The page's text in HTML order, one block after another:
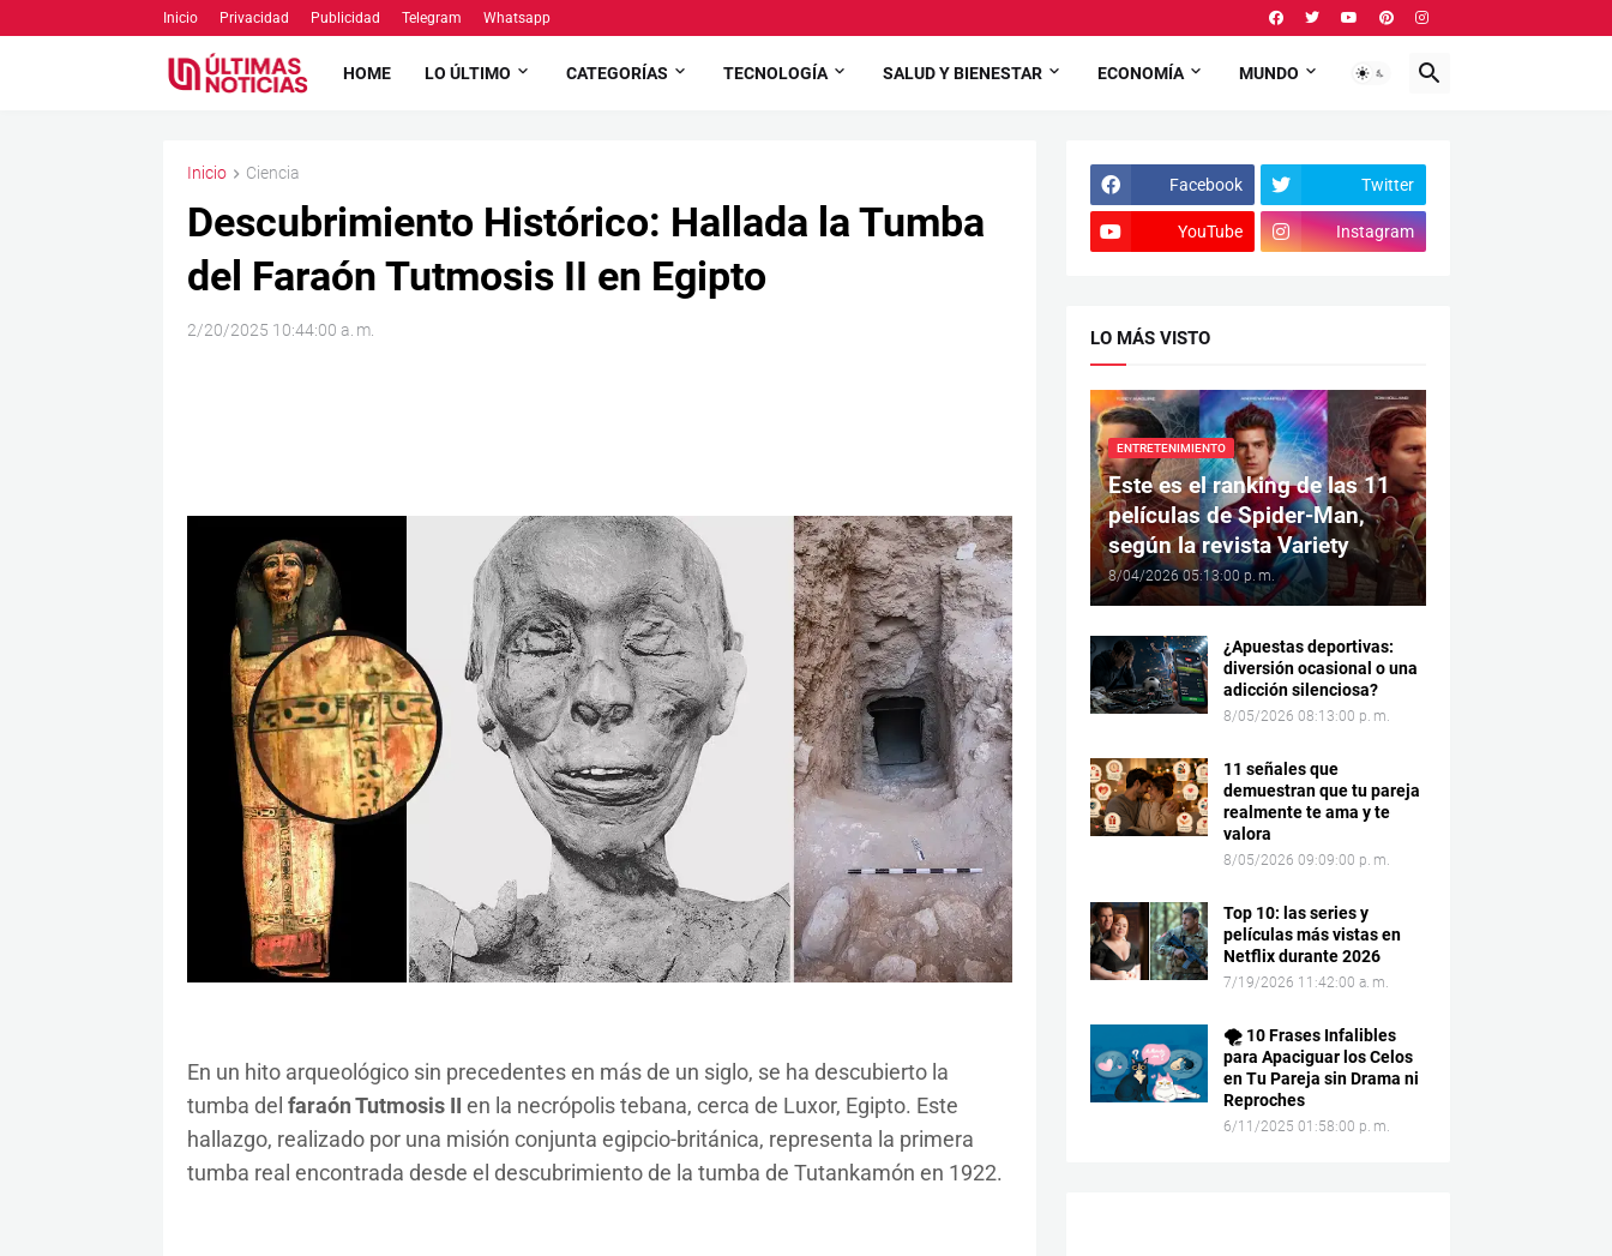
Inicio Privacidad Publicidad Telegram Whatsapp
HOME LO ÚLTIMO CATEGORÍAS TECNOLOGÍA SALUD Y BIENESTAR ECONOMÍA MUNDO
Inicio Ciencia
Descubrimiento Histórico: Hallada la Tumba
del Faraón Tutmosis II en Egipto
2/20/2025 10:44:00 a. m.
En un hito arqueológico sin precedentes en más de un siglo, se ha descubierto la
tumba del faraón Tutmosis II en la necrópolis tebana, cerca de Luxor, Egipto. Este
hallazgo, realizado por una misión conjunta egipcio-británica, representa la primera
tumba real encontrada desde el descubrimiento de la tumba de Tutankamón en 1922.
Facebook Twitter
YouTube Instagram
LO MÁS VISTO
ENTRETENIMIENTO
Este es el ranking de las 11
películas de Spider-Man,
según la revista Variety
8/04/2026 05:13:00 p. m.
¿Apuestas deportivas:
diversión ocasional o una
adicción silenciosa?
8/05/2026 08:13:00 p. m.
11 señales que
demuestran que tu pareja
realmente te ama y te
valora
8/05/2026 09:09:00 p. m.
Top 10: las series y
películas más vistas en
Netflix durante 2026
7/19/2026 11:42:00 a. m.
🌪️ 10 Frases Infalibles
para Apaciguar los Celos
en Tu Pareja sin Drama ni
Reproches
6/11/2025 01:58:00 p. m.